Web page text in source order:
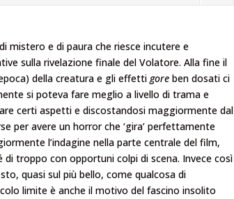
mistero e di paura che riesce incutere e
sulla rivelazione finale del Volatore. Alla fine il
della creatura e gli effettigore ben dosati ci
si poteva fare meglio a livello di trama e
certi aspetti e discostandosi maggiormente dal
per avere un horror che ‘gira’ perfettamente
l’indagine nella parte centrale del film,
di troppo con opportuni colpi di scena. Invece così
quasi sul più bello, come qualcosa di
limite è anche il motivo del fascino insolito